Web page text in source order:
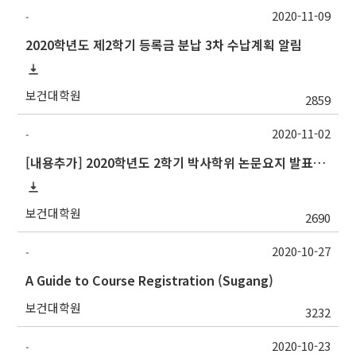
-
2020학년도 제2학기 등록금 분납 3차 수납계획 알림
보건대학원 2859
2020-11-09
-
[내용추가] 2020학년도 2학기 박사학위 논문요지 발표회 안내
보건대학원 2690
2020-11-02
-
A Guide to Course Registration (Sugang)
보건대학원 3232
2020-10-27
- 2020-10-23